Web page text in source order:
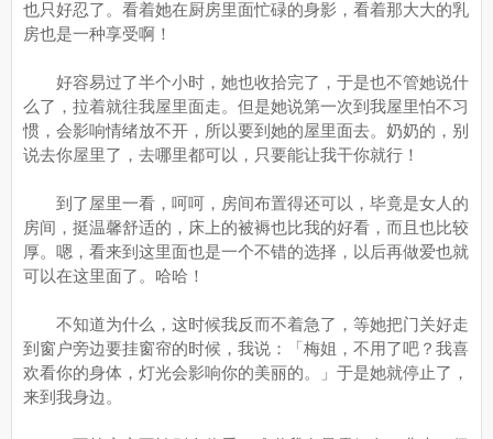
也只好忍了。看着她在厨房里面忙碌的身影，看着那大大的乳
房也是一种享受啊！
好容易过了半个小时，她也收拾完了，于是也不管她说什
么了，拉着就往我屋里面走。但是她说第一次到我屋里怕不习
惯，会影响情绪放不开，所以要到她的屋里面去。奶奶的，别
说去你屋里了，去哪里都可以，只要能让我干你就行！
到了屋里一看，呵呵，房间布置得还可以，毕竟是女人的
房间，挺温馨舒适的，床上的被褥也比我的好看，而且也比较
厚。嗯，看来到这里面也是一个不错的选择，以后再做爱也就
可以在这里面了。哈哈！
不知道为什么，这时候我反而不着急了，等她把门关好走
到窗户旁边要挂窗帘的时候，我说：「梅姐，不用了吧？我喜
欢看你的身体，灯光会影响你的美丽的。」于是她就停止了，
来到我身边。